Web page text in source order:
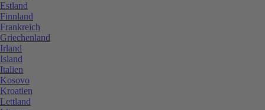
Estland
Finnland
Frankreich
Griechenland
Irland
Island
Italien
Kosovo
Kroatien
Lettland